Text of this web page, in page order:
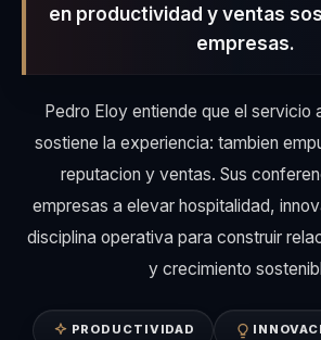
en productividad y ventas
empresas.
Pedro Eloy entiende que el servicio
sostiene la experiencia: tambien
reputacion y ventas. Sus
empresas a elevar hospitalidad,
disciplina operativa para construir
y crecimiento
PRODUCTIVIDAD